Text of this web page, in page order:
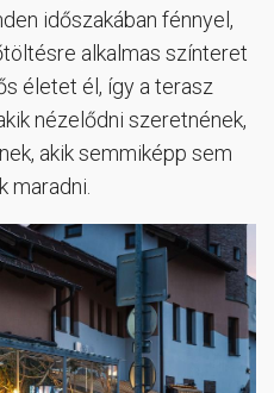
időszakában fénnyel,
alkalmas színteret
életet él, így a terasz
nézelődni szeretnének,
akik semmiképp sem
maradni.